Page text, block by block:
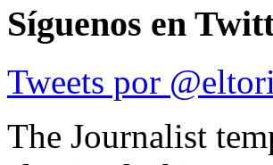
Síguenos en
Tweets por
The Journalist